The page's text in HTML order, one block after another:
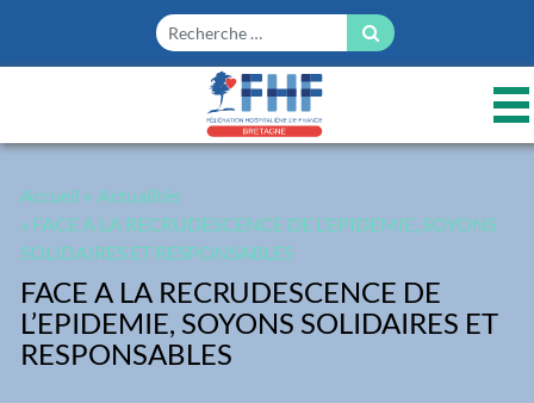
Accueil » Actualités
» FACE A LA RECRUDESCENCE DE L’EPIDEMIE, SOYONS
SOLIDAIRES ET RESPONSABLES
FACE A LA RECRUDESCENCE DE
L’EPIDEMIE, SOYONS SOLIDAIRES ET
RESPONSABLES
Panneau de gestion des cookies